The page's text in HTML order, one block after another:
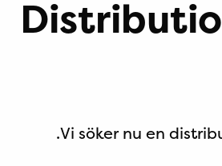
Vi söker nu en